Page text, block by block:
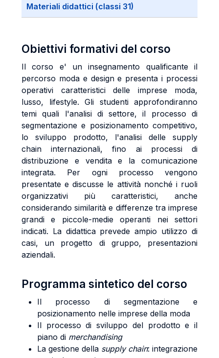
Materiali didattici (classi 31)
Obiettivi formativi del corso
Il corso e' un insegnamento qualificante il
percorso moda e design e presenta i processi
operativi caratteristici delle imprese moda,
lusso, lifestyle. Gli studenti approfondiranno
temi quali l'analisi di settore, il processo di
segmentazione e posizionamento competitivo,
lo sviluppo prodotto, l'analisi delle supply
chain internazionali, fino ai processi di
distribuzione e vendita e la comunicazione
integrata. Per ogni processo vengono
presentate e discusse le attività nonché i ruoli
organizzativi più caratteristici, anche
considerando similarità e differenze tra imprese
grandi e piccole-medie operanti nei settori
indicati. La didattica prevede ampio utilizzo di
casi, un progetto di gruppo, presentazioni
aziendali.
Programma sintetico del corso
Il processo di segmentazione e
posizionamento nelle imprese della moda
Il processo di sviluppo del prodotto e il
piano di merchandising
La gestione della supply chain: integrazione